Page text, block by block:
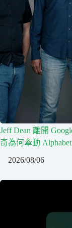
Jeff Dean 離開
奇為何牽動
2026/08/06